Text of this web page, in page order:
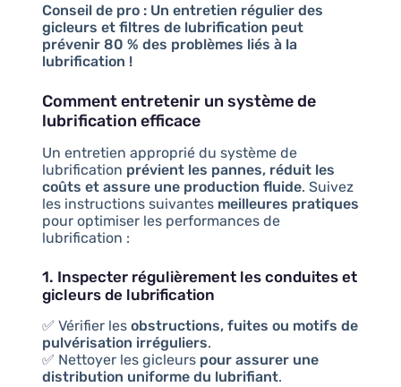
Conseil de pro : Un entretien régulier des
gicleurs et filtres de lubrification peut
prévenir 80 % des problèmes liés à la
lubrification !
Comment entretenir un système de
lubrification efficace
Un entretien approprié du système de
lubrification prévient les pannes, réduit les
coûts et assure une production fluide. Suivez
les instructions suivantes meilleures pratiques
pour optimiser les performances de
lubrification :
1. Inspecter régulièrement les conduites et
gicleurs de lubrification
✅ Vérifier les obstructions, fuites ou motifs de
pulvérisation irréguliers.
✅ Nettoyer les gicleurs pour assurer une
distribution uniforme du lubrifiant.